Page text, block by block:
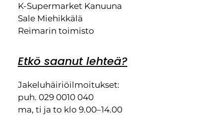
K-Supermarket Kanuuna
Sale Miehikkälä
Reimarin toimisto
Etkö saanut lehteä?
Jakeluhäiriöilmoitukset:
puh. 029 0010 040
ma, ti ja to klo 9.00–14.00